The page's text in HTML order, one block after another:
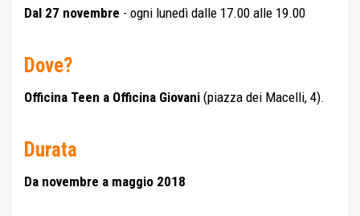
Dal 27 novembre - ogni lunedì dalle 17.00 alle 19.00
Dove?
Officina Teen a Officina Giovani (piazza dei Macelli, 4).
Durata
Da novembre a maggio 2018